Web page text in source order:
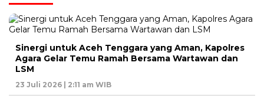
Sinergi untuk Aceh Tenggara yang Aman, Kapolres
Agara Gelar Temu Ramah Bersama Wartawan dan
LSM
23 Juli 2026 | 2:11 am WIB